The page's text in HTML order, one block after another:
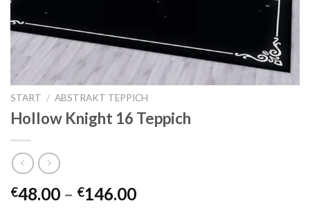
START / ABSTRAKT TEPPICH
Hollow Knight 16 Teppich
€48.00 – €146.00Preisspanne: